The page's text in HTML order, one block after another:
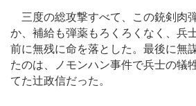
三度の総攻撃すべて、この銃剣肉
か、補給も弾薬もろくろくなく、兵
前に無残に命を落とした。最後に無
たのは、ノモンハン事件で兵士の犠
てた辻政信だった。